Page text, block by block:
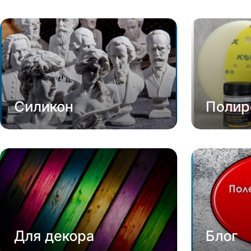
Силикон
Для декора Блог